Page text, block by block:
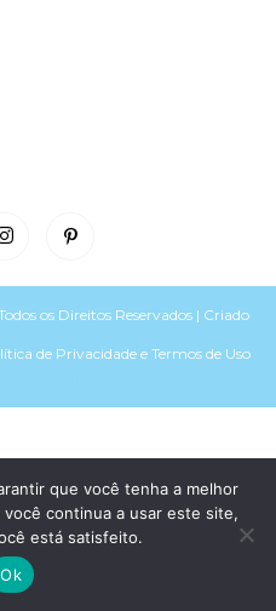
os Direitos Reservados | Criado
de Privacidade e Termos de Uso
que você tenha a melhor
continua a usar este site,
está satisfeito.
Ok